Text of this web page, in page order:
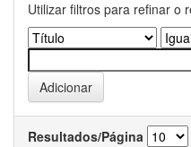
Utilizar filtros para refinar o
Resultados/Página